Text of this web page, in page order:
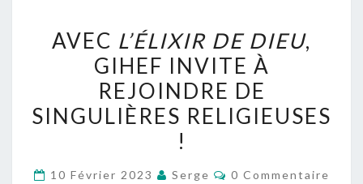
L’ÉLIXIR
DE
DIEU ,
GIHEF
INVITE
À
REJOINDRE
AVEC L’ÉLIXIR DE DIEU,
GIHEF INVITE À
REJOINDRE DE
SINGULIÈRES RELIGIEUSES
!
10 Février 2023 Serge Commentaires
0 Commentaire